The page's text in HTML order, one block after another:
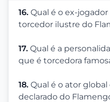
16. Qual é o ex-
torcedor ilustre do
17. Qual é a
que é torcedora
18. Qual é o ator
declarado do